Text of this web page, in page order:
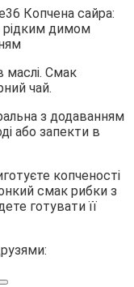
маслі. Смак
чай.
з додаванням
або запекти в
копченості
смак рибки з
готувати її